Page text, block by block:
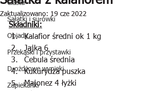
Ciasta
Sałatki i surówki
Obiady
Przekąski i przystawki
Drożdżowe wypieki
Zapiekanki
Zaktualizowano: 19 cze 2022
Składniki:
Kalafior średni ok 1 kg
Jajka 6
Cebula średnia
Kukurydza puszka
Majonez 4 łyżki